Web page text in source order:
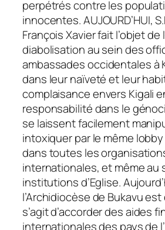
perpétrés contre les
innocentes. AUJOURD’HUI,
François Xavier fait l’objet de
diabolisation au sein des
ambassades occidentales à
dans leur naïveté et leur
complaisance envers Kigali
responsabilité dans le
se laissent facilement
intoxiquer par le même
dans toutes les
internationales, et même au
institutions d’Eglise.
l’Archidiocèse de Bukavu
s’agit d’accorder des aides
internationales des pays de